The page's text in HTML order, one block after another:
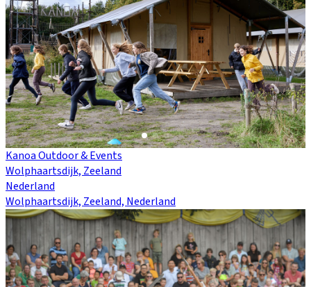
Kanoa Outdoor & Events
Wolphaartsdijk, Zeeland
Nederland
Wolphaartsdijk, Zeeland, Nederland